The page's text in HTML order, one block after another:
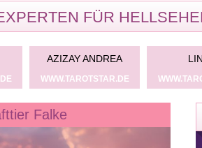
FÜR
AZIZAY ANDREA
WWW.TAROTSTAR.DE
Falke